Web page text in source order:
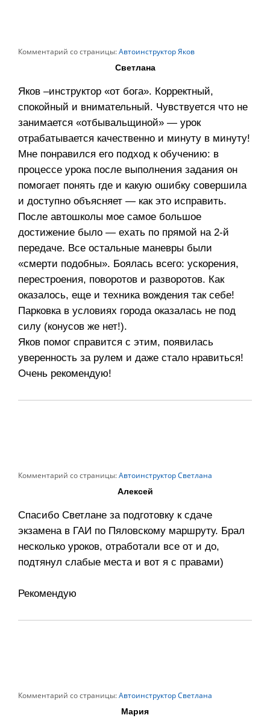
Комментарий со страницы:Автоинструктор Яков
Светлана
Яков –инструктор «от бога». Корректный,
спокойный и внимательный. Чувствуется что не
занимается «отбывальщиной» — урок
отрабатывается качественно и минуту в минуту!
Мне понравился его подход к обучению: в
процессе урока после выполнения задания он
помогает понять где и какую ошибку совершила
и доступно объясняет — как это исправить.
После автошколы мое самое большое
достижение было — ехать по прямой на 2-й
передаче. Все остальные маневры были
«смерти подобны». Боялась всего: ускорения,
перестроения, поворотов и разворотов. Как
оказалось, еще и техника вождения так себе!
Парковка в условиях города оказалась не под
силу (конусов же нет!).
Яков помог справится с этим, появилась
уверенность за рулем и даже стало нравиться!
Очень рекомендую!
Комментарий со страницы:Автоинструктор Светлана
Алексей
Спасибо Светлане за подготовку к сдаче
экзамена в ГАИ по Пяловскому маршруту. Брал
несколько уроков, отработали все от и до,
подтянул слабые места и вот я с правами)
Рекомендую
Комментарий со страницы:Автоинструктор Светлана
Мария